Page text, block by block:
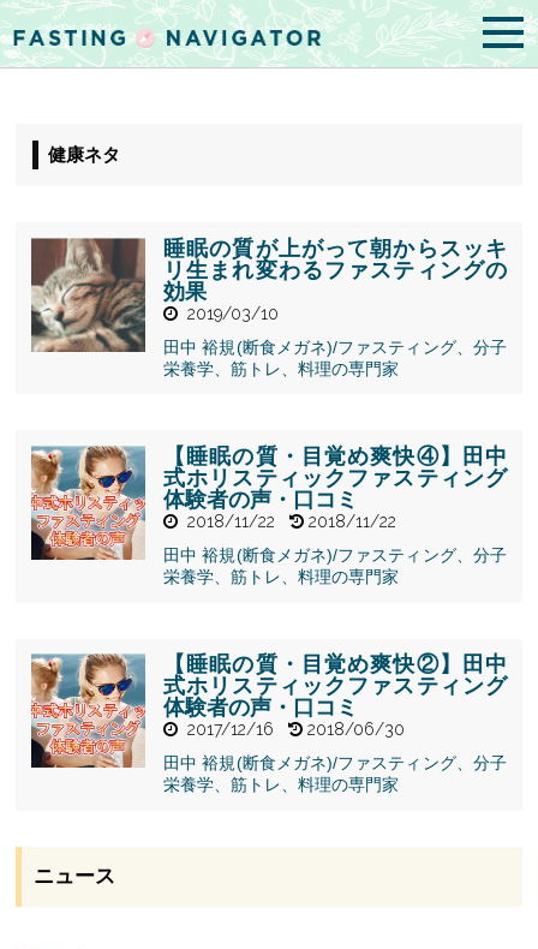
健康ネタ
るファスティ
ングの効果">
睡眠の質が上がって朝からスッキ
リ生まれ変わるファスティングの
効果
2019/03/10
田中 裕規(断食メガネ)/ファスティング、分子
栄養学、筋トレ、料理の専門家
ックファステ
ィング体験者
の声・口コ
ミ">
【睡眠の質・目覚め爽快④】田中
式ホリスティックファスティング
体験者の声・口コミ
2018/11/22
2018/11/22
田中 裕規(断食メガネ)/ファスティング、分子
栄養学、筋トレ、料理の専門家
ックファステ
ィング体験者
【睡眠の質・目覚め爽快②】田中
式ホリスティックファスティング
体験者の声・口コミ
2017/12/16
2018/06/30
田中 裕規(断食メガネ)/ファスティング、分子
栄養学、筋トレ、料理の専門家
ニュース